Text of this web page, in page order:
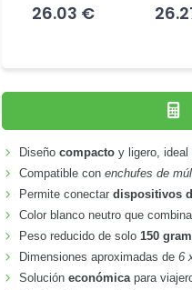
26.03 €
Diseñocompacto y ligero, ideal
Compatible conenchufes de
Permite conectardispositivos
Color blanco neutro que
Peso reducido de solo 150
Dimensiones aproximadas de6
Solucióneconómica para